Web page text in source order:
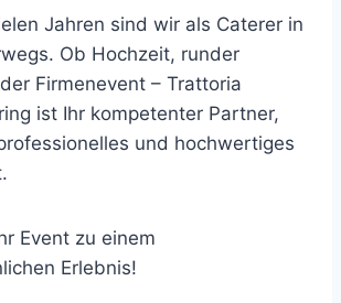
Jahren sind wir als Caterer in
Ob Hochzeit, runder
Firmenevent – Trattoria
ist Ihr kompetenter Partner,
und hochwertiges
Event zu einem
Erlebnis!